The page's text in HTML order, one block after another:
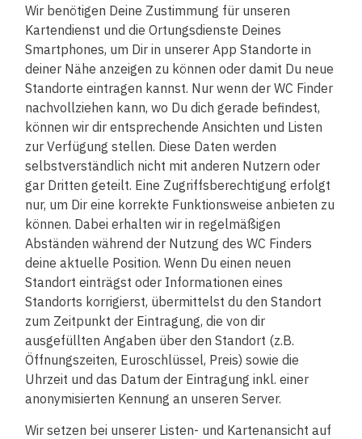
Wir benötigen Deine Zustimmung für unseren
Kartendienst und die Ortungsdienste Deines
Smartphones, um Dir in unserer App Standorte in
deiner Nähe anzeigen zu können oder damit Du neue
Standorte eintragen kannst. Nur wenn der WC Finder
nachvollziehen kann, wo Du dich gerade befindest,
können wir dir entsprechende Ansichten und Listen
zur Verfügung stellen. Diese Daten werden
selbstverständlich nicht mit anderen Nutzern oder
gar Dritten geteilt. Eine Zugriffsberechtigung erfolgt
nur, um Dir eine korrekte Funktionsweise anbieten zu
können. Dabei erhalten wir in regelmäßigen
Abständen während der Nutzung des WC Finders
deine aktuelle Position. Wenn Du einen neuen
Standort einträgst oder Informationen eines
Standorts korrigierst, übermittelst du den Standort
zum Zeitpunkt der Eintragung, die von dir
ausgefüllten Angaben über den Standort (z.B.
Öffnungszeiten, Euroschlüssel, Preis) sowie die
Uhrzeit und das Datum der Eintragung inkl. einer
anonymisierten Kennung an unseren Server.
Wir setzen bei unserer Listen- und Kartenansicht auf